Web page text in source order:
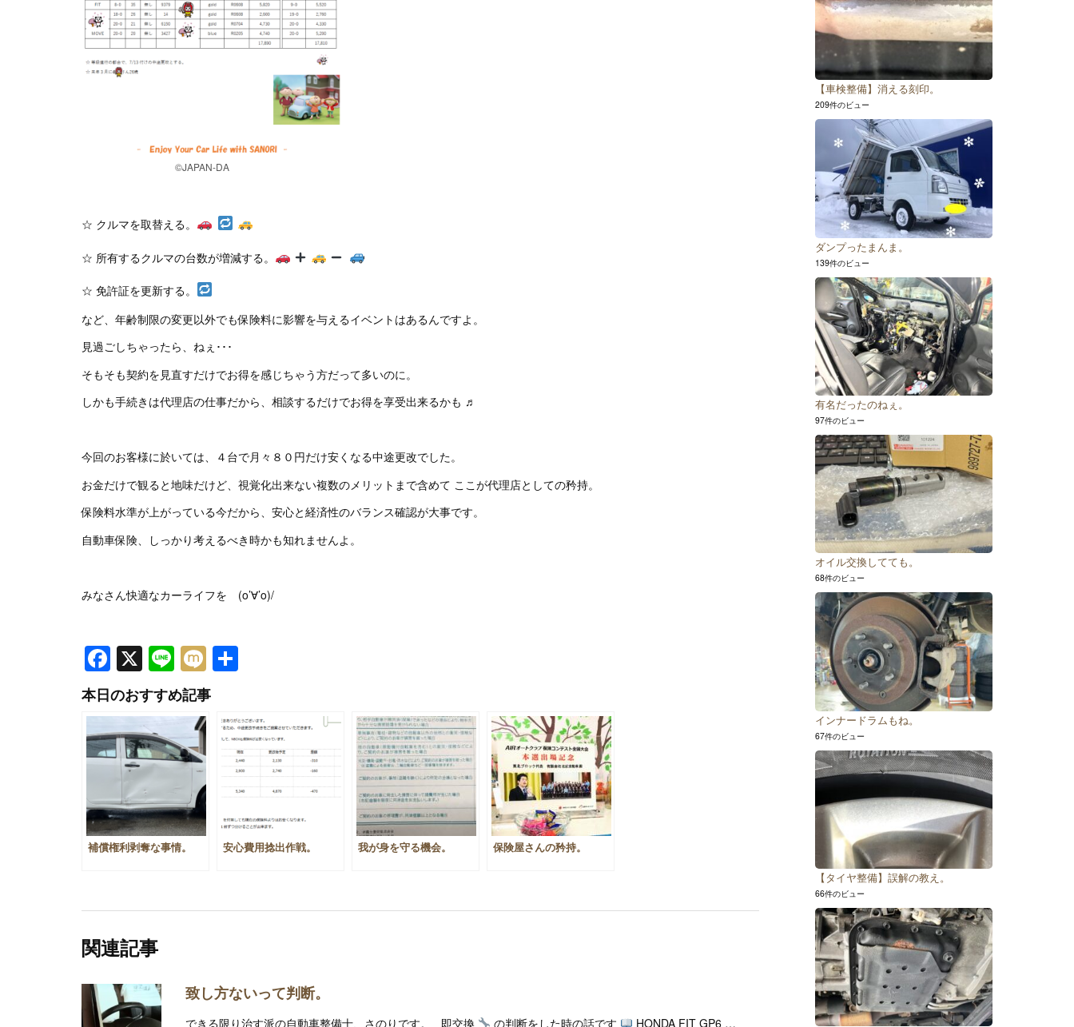
©JAPAN-DA
☆ クルマを取替える。
☆ 所有するクルマの台数が増減する。
☆ 免許証を更新する。
など、年齢制限の変更以外でも保険料に影響を与えるイベントはあるんですよ。
見過ごしちゃったら、ねぇ･･･
そもそも契約を見直すだけでお得を感じちゃう方だって多いのに。
しかも手続きは代理店の仕事だから、相談するだけでお得を享受出来るかも ♬
今回のお客様に於いては、４台で月々８０円だけ安くなる中途更改でした。
お金だけで観ると地味だけど、視覚化出来ない複数のメリットまで含めて ここが代理店としての矜持。
保険料水準が上がっている今だから、安心と経済性のバランス確認が大事です。
自動車保険、しっかり考えるべき時かも知れませんよ。
みなさん快適なカーライフを (o’∀’o)/
Facebook
X LineMixi
本日のおすすめ記事
補償権利剥奪な事情。 安心費用捻出作戦。 我が身を守る機会。 保険屋さんの矜持。
関連記事
致し方ないって判断。
できる限り治す派の自動車整備士、さのりです。 即交換 の判断をした時の話です HONDA FIT GP6 …
【車検整備】消える刻印。
209件のビュー
ダンプったまんま。
139件のビュー
有名だったのねぇ。
97件のビュー
オイル交換してても。
68件のビュー
インナードラムもね。
67件のビュー
【タイヤ整備】誤解の教え。
66件のビュー